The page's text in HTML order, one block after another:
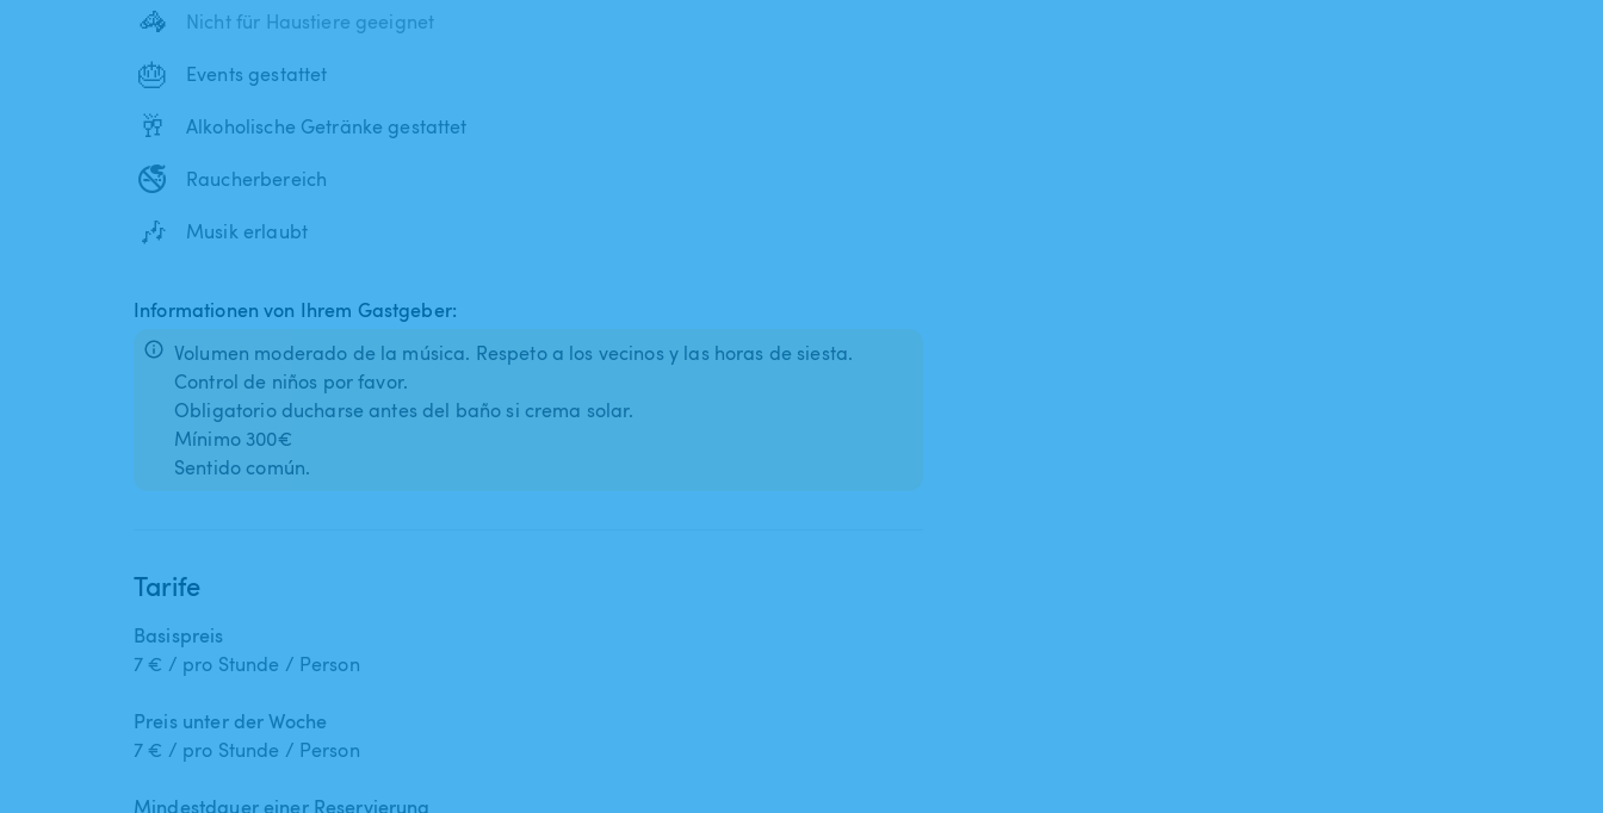
🦓 Nicht für Haustiere geeignet
🎂 Events gestattet
🥂 Alkoholische Getränke gestattet
🚭 Raucherbereich
🎶 Musik erlaubt
Informationen von Ihrem Gastgeber:
Volumen moderado de la música. Respeto a los vecinos y las horas de siesta.
Control de niños por favor.
Obligatorio ducharse antes del baño si crema solar.
Mínimo 300€
Sentido común.
Tarife
Basispreis
7 € / pro Stunde / Person
Preis unter der Woche
7 € / pro Stunde / Person
Mindestdauer einer Reservierung